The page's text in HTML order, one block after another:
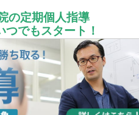
の定期個人指導
でもスタート！